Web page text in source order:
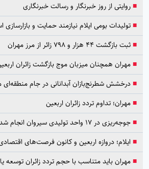
روایتی از روز خبرنگار و رسالت خبرنگاری
تولیدات بومی ایلام نیازمند حمایت و بازارسازی است
ثبت بازگشت ۴۴ هزار و ۷۹۸ زائر از مرز مهران
مهران همچنان میزبان موج بازگشت زائران اربعین
درخشش شطرنج‌بازان آبدانانی در جام منطقه‌ای ماداکتو
مهران؛ تداوم تردد زائران اربعین
جوجه‌ریزی در ۱۷ واحد تولیدی سیروان انجام شد
ایلام؛ دروازه اربعین و کانون فرصت‌های اقتصادی
مهران باید متناسب با حجم تردد زائران توسعه یابد